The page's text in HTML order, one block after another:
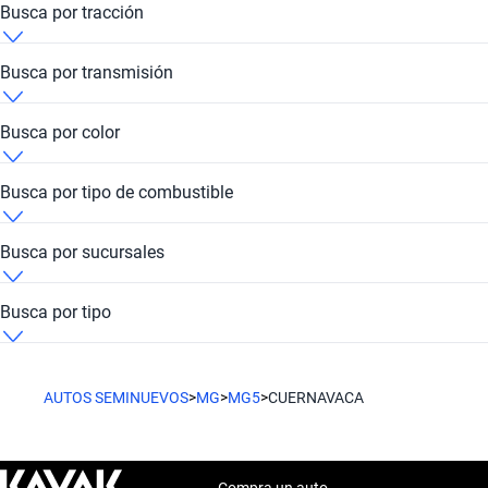
Busca por tracción
Mg MG5 Cuernavaca 4x2
Busca por transmisión
Mg MG5 Cuernavaca Automático
Busca por color
Mg MG5 Cuernavaca Blanco
Mg MG5 Cuernavaca Rojo
Busca por tipo de combustible
Mg MG5 Cuernavaca Gasolina
Busca por sucursales
Mg MG5 Cuernavaca Kavak Forum Cuernavaca
Busca por tipo
AUTOS SEMINUEVOS>MG>MG5>CUERNAVACA